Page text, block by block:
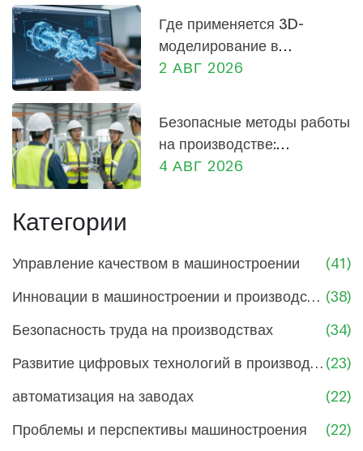
невнимательности или спешки. Материал
поможет любому работнику понять, почему
инструкции — это не скучная бумажная
формальность, а реальный способ спасти
здоровье и даже жизнь.
Где применяется 3D-
моделирование в
машиностроении: от
2 АВГ 2026
Безопасные методы работы
на производстве:
практическое руководство
4 АВГ 2026
Категории
Управление качеством в машиностроении
(41)
Инновации в машиностроении и производстве (38)
Безопасность труда на производствах
(34)
Развитие цифровых технологий в производстве (23)
автоматизация на заводах
(22)
Проблемы и перспективы машиностроения
(22)